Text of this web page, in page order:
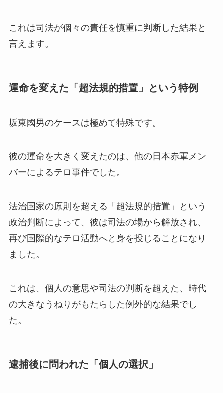
これは司法が個々の責任を慎重に判断した結果と
言えます。
運命を変えた「超法規的措置」という特例
坂東國男のケースは極めて特殊です。
彼の運命を大きく変えたのは、他の日本赤軍メン
バーによるテロ事件でした。
法治国家の原則を超える「超法規的措置」という
政治判断によって、彼は司法の場から解放され、
再び国際的なテロ活動へと身を投じることになり
ました。
これは、個人の意思や司法の判断を超えた、時代
の大きなうねりがもたらした例外的な結果でし
た。
逮捕後に問われた「個人の選択」